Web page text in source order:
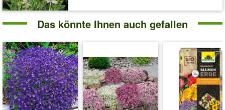
Das könnte Ihnen auch gefallen